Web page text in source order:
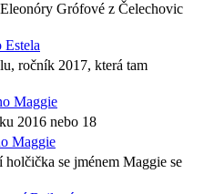
Grófové z Čelechovic
Estela
ročník 2017, která tam
Maggie
2016 nebo 18
Maggie
holčička se jménem Maggie se